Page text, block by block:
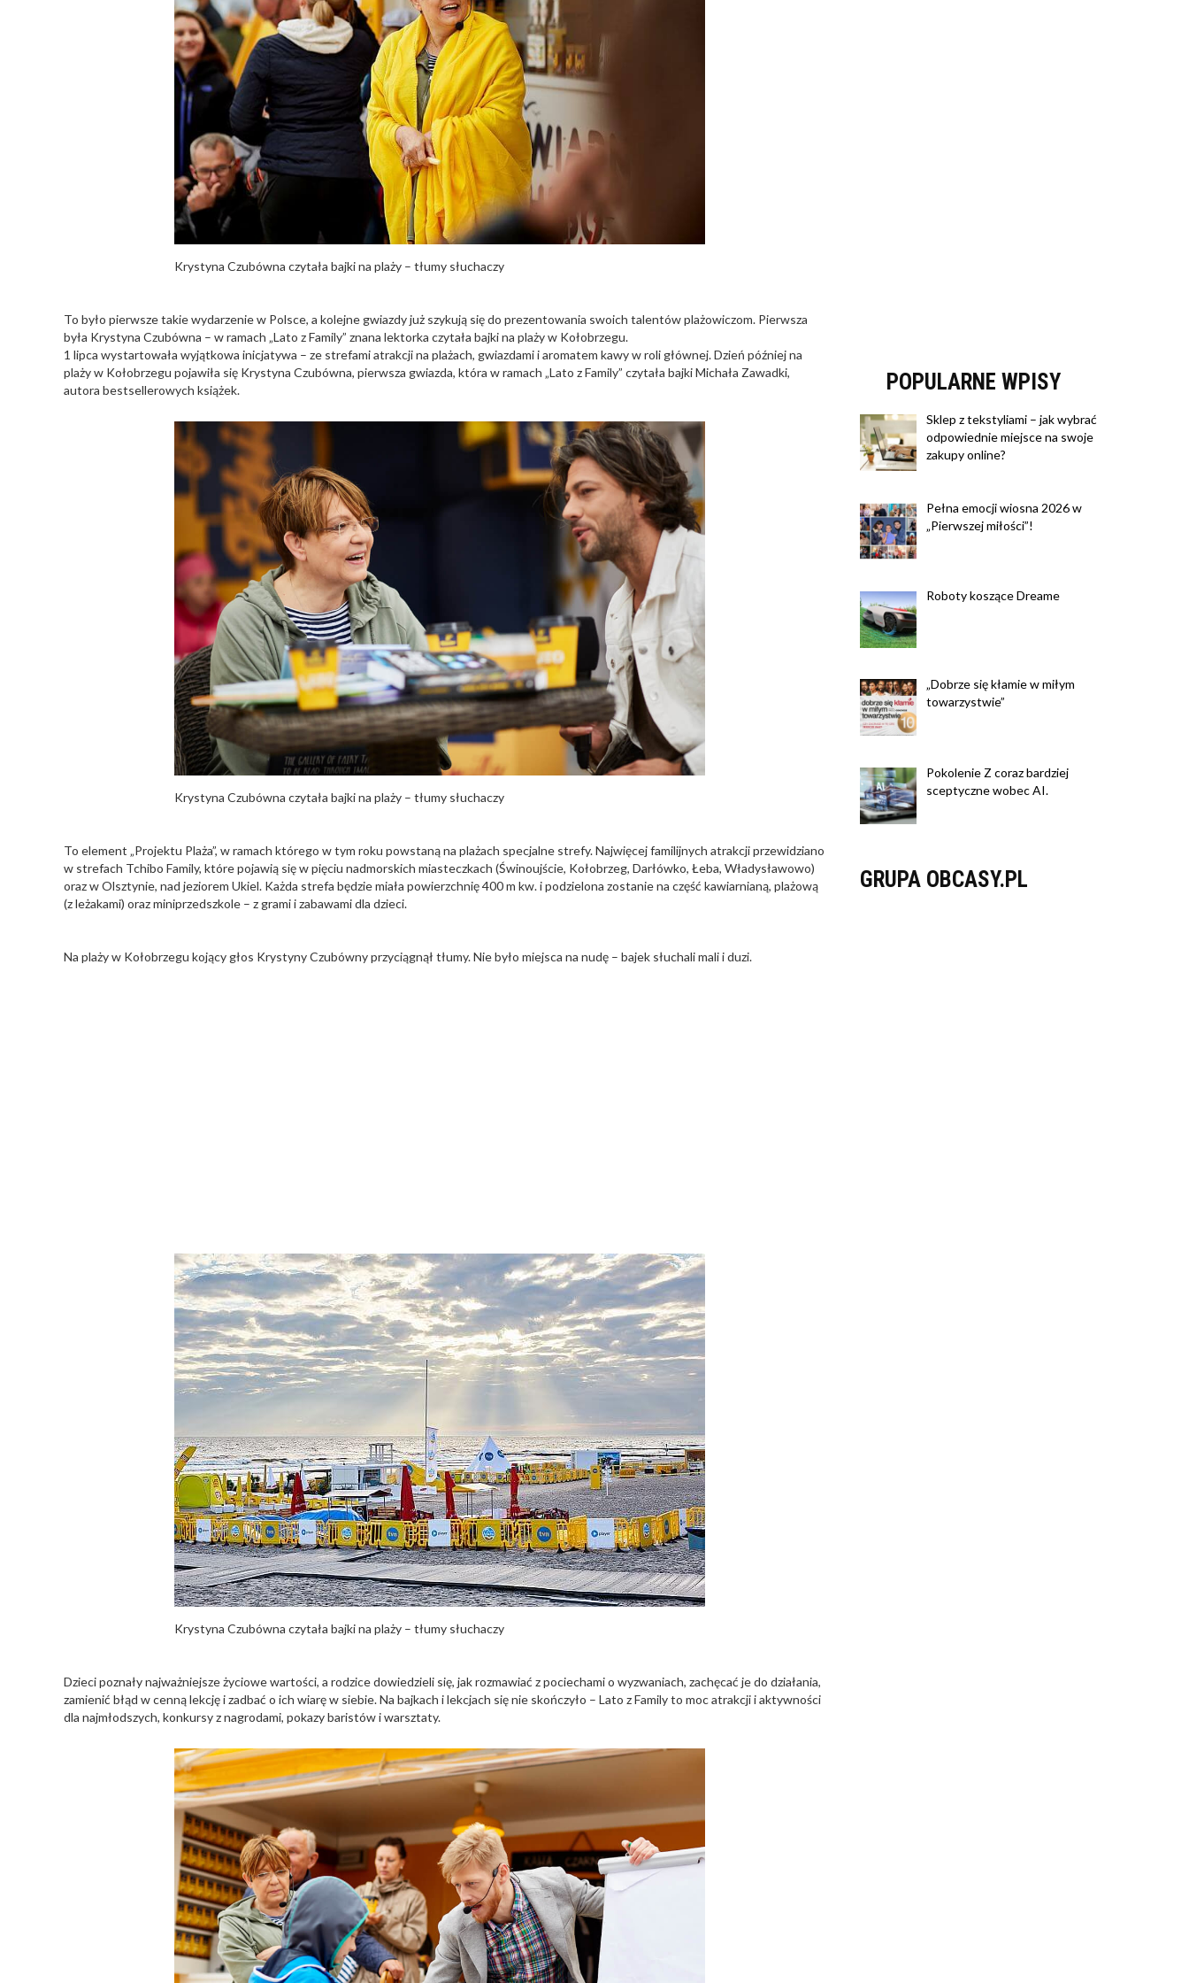
Krystyna Czubówna czytała bajki na plaży – tłumy słuchaczy
To było pierwsze takie wydarzenie w Polsce, a kolejne gwiazdy już szykują się do prezentowania swoich talentów plażowiczom. Pierwsza
była Krystyna Czubówna – w ramach „Lato z Family” znana lektorka czytała bajki na plaży w Kołobrzegu.
1 lipca wystartowała wyjątkowa inicjatywa – ze strefami atrakcji na plażach, gwiazdami i aromatem kawy w roli głównej. Dzień później na
plaży w Kołobrzegu pojawiła się Krystyna Czubówna, pierwsza gwiazda, która w ramach „Lato z Family” czytała bajki Michała Zawadki,
autora bestsellerowych książek.
Krystyna Czubówna czytała bajki na plaży – tłumy słuchaczy
To element „Projektu Plaża”, w ramach którego w tym roku powstaną na plażach specjalne strefy. Najwięcej familijnych atrakcji przewidziano
w strefach Tchibo Family, które pojawią się w pięciu nadmorskich miasteczkach (Świnoujście, Kołobrzeg, Darłówko, Łeba, Władysławowo)
oraz w Olsztynie, nad jeziorem Ukiel. Każda strefa będzie miała powierzchnię 400 m kw. i podzielona zostanie na część kawiarnianą, plażową
(z leżakami) oraz miniprzedszkole – z grami i zabawami dla dzieci.
Na plaży w Kołobrzegu kojący głos Krystyny Czubówny przyciągnął tłumy. Nie było miejsca na nudę – bajek słuchali mali i duzi.
Krystyna Czubówna czytała bajki na plaży – tłumy słuchaczy
Dzieci poznały najważniejsze życiowe wartości, a rodzice dowiedzieli się, jak rozmawiać z pociechami o wyzwaniach, zachęcać je do działania,
zamienić błąd w cenną lekcję i zadbać o ich wiarę w siebie. Na bajkach i lekcjach się nie skończyło – Lato z Family to moc atrakcji i aktywności
dla najmłodszych, konkursy z nagrodami, pokazy baristów i warsztaty.
POPULARNE WPISY
Sklep z tekstyliami – jak wybrać
odpowiednie miejsce na swoje
zakupy online?
Pełna emocji wiosna 2026 w
„Pierwszej miłości”!
Roboty koszące Dreame
„Dobrze się kłamie w miłym
towarzystwie”
Pokolenie Z coraz bardziej
sceptyczne wobec AI.
GRUPA OBCASY.PL